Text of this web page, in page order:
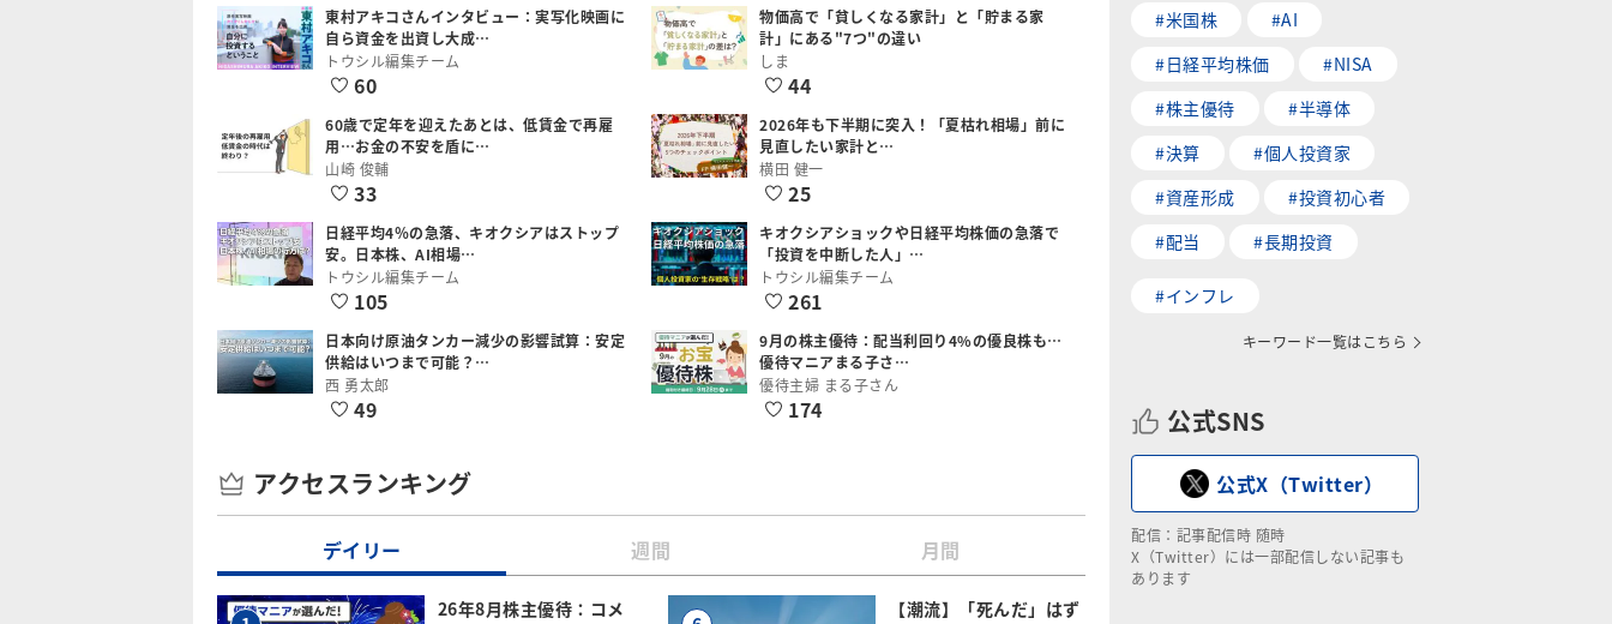
東村アキコさんインタビュー：実写化映画に
自ら資金を出資し大成…
トウシル編集チーム
60
物価高で「貧しくなる家計」と「貯まる家
計」にある"7つ"の違い
しま
44
60歳で定年を迎えたあとは、低賃金で再雇
用…お金の不安を盾に…
山崎 俊輔
33
2026年も下半期に突入！「夏枯れ相場」前に
見直したい家計と…
横田 健一
25
日経平均4％の急落、キオクシアはストップ
安。日本株、AI相場…
トウシル編集チーム
105
キオクシアショックや日経平均株価の急落で
「投資を中断した人」…
トウシル編集チーム
261
日本向け原油タンカー減少の影響試算：安定
供給はいつまで可能？…
西 勇太郎
49
9月の株主優待：配当利回り4%の優良株も…
優待マニアまる子さ…
優待主婦 まる子さん
174
アクセスランキング
デイリー 週間 月間
26年8月株主優待：コメ
【潮流】「死んだ」はず
#米国株
#AI
#日経平均株価
#NISA
#株主優待
#半導体
#決算
#個人投資家
#資産形成
#投資初心者
#配当
#長期投資
#インフレ
キーワード一覧はこちら
公式SNS
公式X（Twitter）
配信：記事配信時 随時
X（Twitter）には一部配信しない記事も
あります